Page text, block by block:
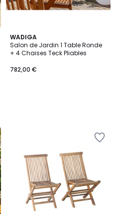
WADIGA
Salon de Jardin 1 Table Ronde
+ 4 Chaises Teck Pliables
782,00 €